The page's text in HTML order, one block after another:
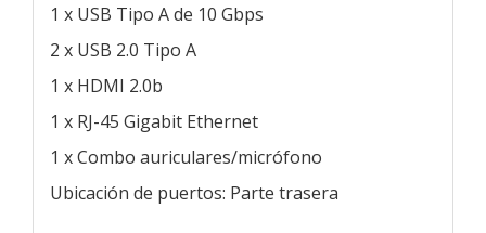
1 x USB Tipo A de 10 Gbps
2 x USB 2.0 Tipo A
1 x HDMI 2.0b
1 x RJ-45 Gigabit Ethernet
1 x Combo auriculares/micrófono
Ubicación de puertos: Parte trasera